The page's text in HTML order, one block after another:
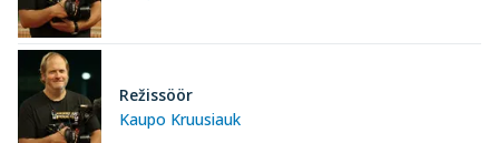
Kaupo Kruusiauk
Režissöör